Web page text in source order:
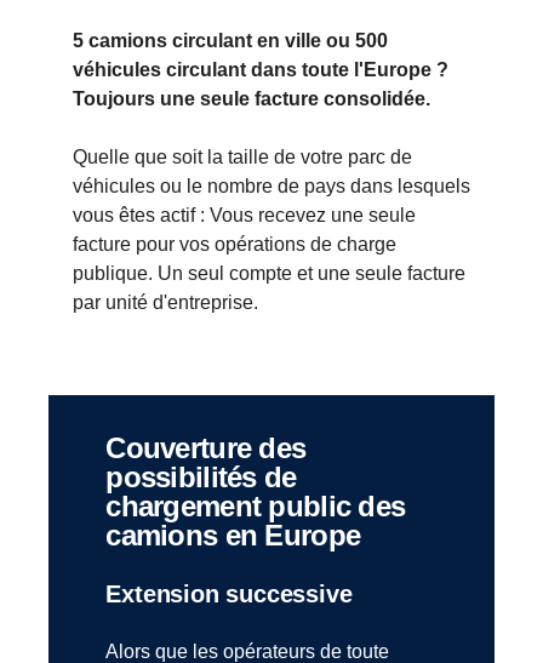
5 camions circulant en ville ou 500
véhicules circulant dans toute l'Europe ?
Toujours une seule facture consolidée.
Quelle que soit la taille de votre parc de
véhicules ou le nombre de pays dans lesquels
vous êtes actif : Vous recevez une seule
facture pour vos opérations de charge
publique. Un seul compte et une seule facture
par unité d'entreprise.
Couverture des
possibilités de
chargement public des
camions en Europe
Extension successive
Alors que les opérateurs de toute